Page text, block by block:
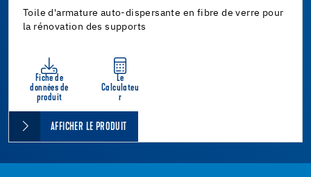
Toile d'armature auto-dispersante en fibre de verre pour
la rénovation des supports
Fiche de
données de
produit
Le
Calculateu
r
AFFICHER LE PRODUIT